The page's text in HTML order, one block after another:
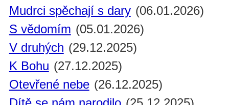
Mudrci spěchají s dary (06.01.2026)
S vědomím (05.01.2026)
V druhých (29.12.2025)
K Bohu (27.12.2025)
Otevřené nebe (26.12.2025)